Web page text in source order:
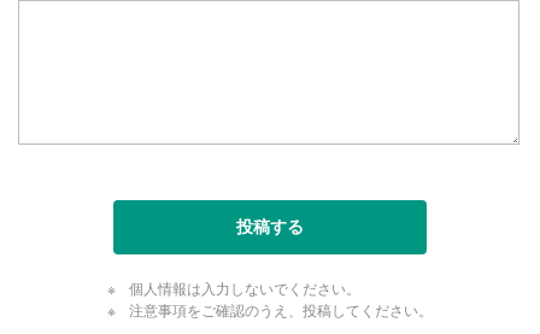
投稿する
個人情報は入力しないでください。
注意事項をご確認のうえ、投稿してください。